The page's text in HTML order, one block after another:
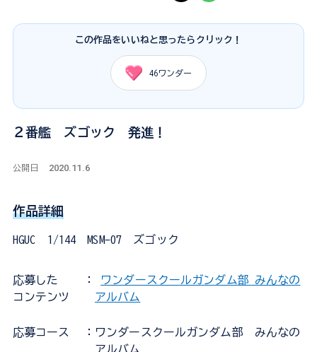
この作品をいいねと思ったらクリック！
46ワンダー
２番艦 ズゴック 発進！
公開日 2020.11.6
作品詳細
HGUC 1/144 MSM-07 ズゴック
応募した
コンテンツ
：
ワンダースクールガンダム部 みんなの
アルバム
応募コース
：ワンダースクールガンダム部 みんなの
アルバム